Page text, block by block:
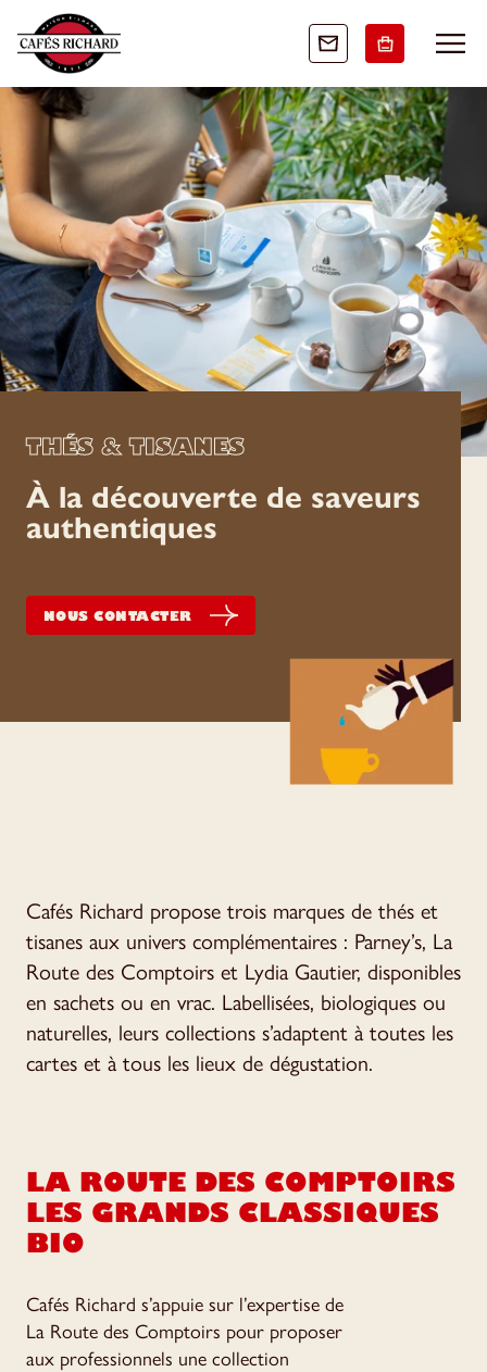
THÉS & TISANES
À la découverte de saveurs
authentiques
NOUS CONTACTER
Cafés Richard propose trois marques de thés et
tisanes aux univers complémentaires : Parney’s, La
Route des Comptoirs et Lydia Gautier, disponibles
en sachets ou en vrac. Labellisées, biologiques ou
naturelles, leurs collections s’adaptent à toutes les
cartes et à tous les lieux de dégustation.
LA ROUTE DES COMPTOIRS
LES GRANDS CLASSIQUES
BIO
Cafés Richard s’appuie sur l’expertise de
La Route des Comptoirs pour proposer
aux professionnels une collection